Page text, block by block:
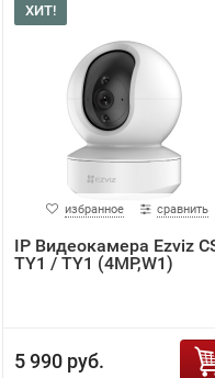
ХИТ!
избранное сравнить
IP Видеокамера Ezviz
TY1 / TY1 (4MP,W1)
5 990 руб.